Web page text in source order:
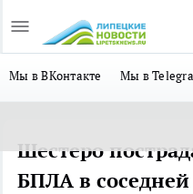
Мы в ВКонтакте Мы в
Шестеро
БПЛА в